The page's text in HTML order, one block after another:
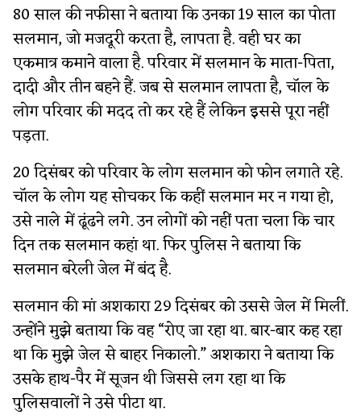
80 साल की नफीसा ने बताया कि उनका 19 साल का पोता
सलमान, जो मजदूरी करता है, लापता है. वही घर का
एकमात्र कमाने वाला है. परिवार में सलमान के माता-पिता,
दादी और तीन बहने हैं. जब से सलमान लापता है, चॉल के
लोग परिवार की मदद तो कर रहे हैं लेकिन इससे पूरा नहीं
पड़ता.
20 दिसंबर को परिवार के लोग सलमान को फोन लगाते रहे.
चॉल के लोग यह सोचकर कि कहीं सलमान मर न गया हो,
उसे नाले में ढूंढने लगे. उन लोगों को नहीं पता चला कि चार
दिन तक सलमान कहां था. फिर पुलिस ने बताया कि
सलमान बरेली जेल में बंद है.
सलमान की मां अशकारा 29 दिसंबर को उससे जेल में मिलीं.
उन्होंने मुझे बताया कि वह “रोए जा रहा था. बार-बार कह रहा
था कि मुझे जेल से बाहर निकालो.” अशकारा ने बताया कि
उसके हाथ-पैर में सूजन थी जिससे लग रहा था कि
पुलिसवालों ने उसे पीटा था.